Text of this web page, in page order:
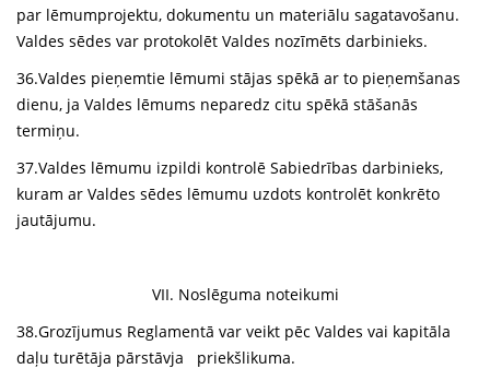
par lēmumprojektu, dokumentu un materiālu sagatavošanu.
Valdes sēdes var protokolēt Valdes nozīmēts darbinieks.
36.Valdes pieņemtie lēmumi stājas spēkā ar to pieņemšanas
dienu, ja Valdes lēmums neparedz citu spēkā stāšanās
termiņu.
37.Valdes lēmumu izpildi kontrolē Sabiedrības darbinieks,
kuram ar Valdes sēdes lēmumu uzdots kontrolēt konkrēto
jautājumu.
VII. Noslēguma noteikumi
38.Grozījumus Reglamentā var veikt pēc Valdes vai kapitāla
daļu turētāja pārstāvja priekšlikuma.